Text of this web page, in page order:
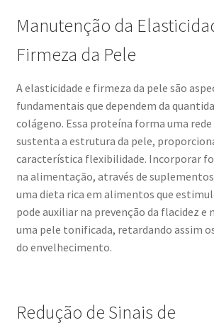
Manutenção da
Firmeza da Pele
A elasticidade e firmeza da pele são
fundamentais que dependem da
colágeno. Essa proteína forma uma rede
sustenta a estrutura da pele,
característica flexibilidade. Incorporar
na alimentação, através de
uma dieta rica em alimentos que
pode auxiliar na prevenção da flacidez e
uma pele tonificada, retardando assim
do envelhecimento.
Redução de Sinais de